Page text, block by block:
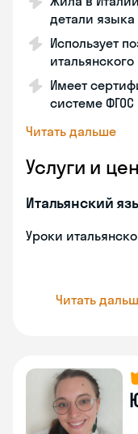
детали языка
Использует
итальянского
Имеет
системе ФГОС
Читать дальше
Услуги и
Итальянский
Уроки
Читать